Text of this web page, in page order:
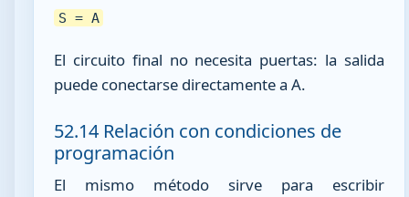
S = A
El circuito final no necesita puertas: la salida
puede conectarse directamente a A.
52.14 Relación con condiciones de
programación
El mismo método sirve para escribir